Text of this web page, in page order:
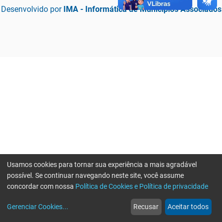
Desenvolvido por IMA - Informática de Municípios Associados
web
Notícias
more_horiz
Mais
Usamos cookies para tornar sua experiência a mais agradável
possível. Se continuar navegando neste site, você assume
concordar com nossa Política de Cookies e Política de privacidade
Gerenciar Cookies... Recusar Aceitar todos
Erro ao enviar informações, por favor tente novamente